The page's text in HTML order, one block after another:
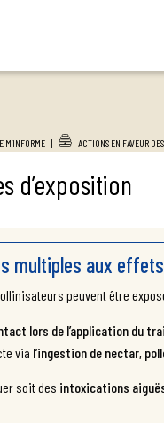
M’INFORME | ACTIONS EN FAVEUR
d’exposition
multiples aux
peuvent être
lors de l’application du
via l’ingestion de nectar,
soit des intoxications